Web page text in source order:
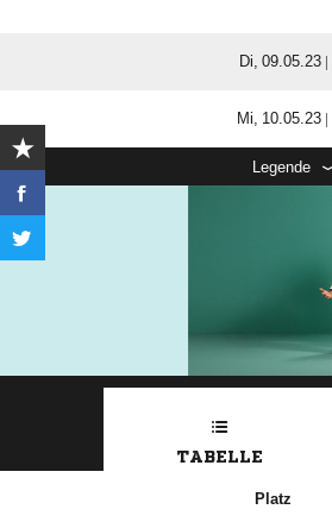
  |
  |
Legende
TABELLE
Platz